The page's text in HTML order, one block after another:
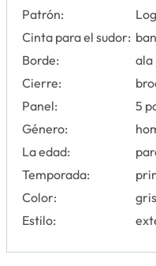
Patrón:
Cinta para el sudor:
Borde:
ala
Cierre:
Panel:
5
Género:
La edad:
Temporada:
Color:
gris
Estilo: